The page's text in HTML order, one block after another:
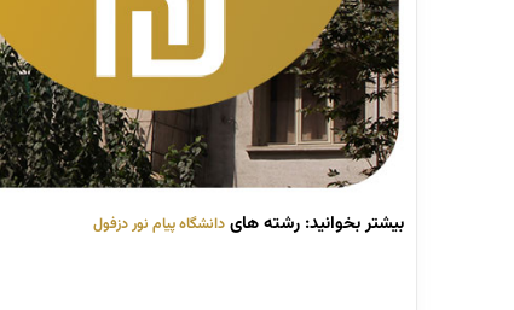
بیشتر بخوانید: رشته های دانشگاه پیام نور دزفول